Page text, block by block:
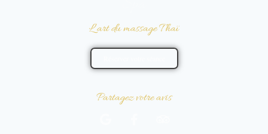
L’art du massage Thaï
Partagez votre avis